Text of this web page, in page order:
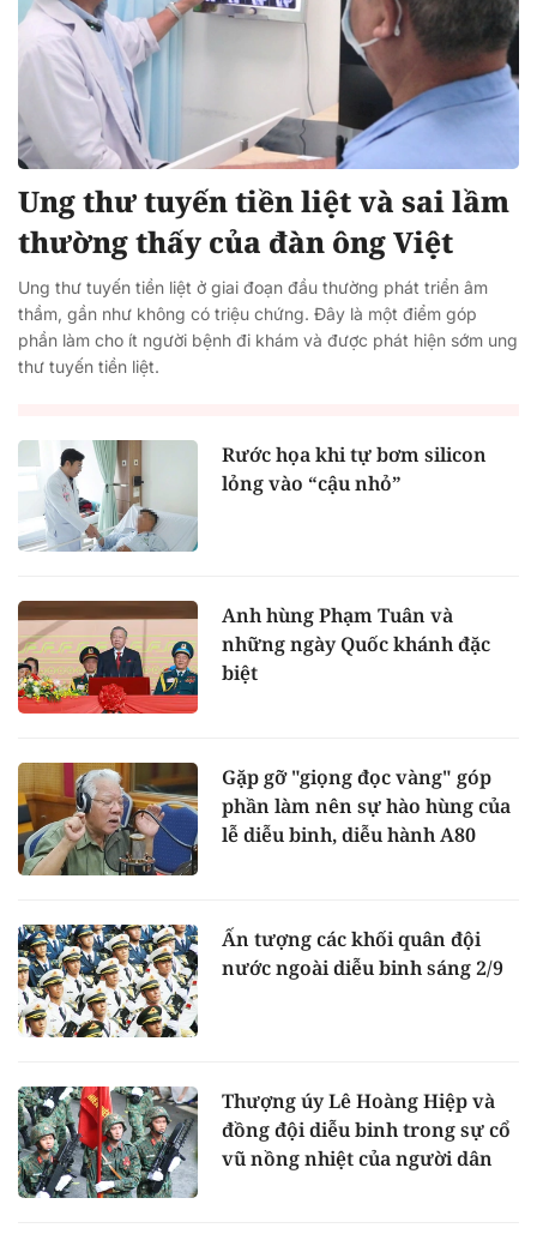
Ung thư tuyến tiền liệt và sai lầm
thường thấy của đàn ông Việt
Ung thư tuyến tiền liệt ở giai đoạn đầu thường phát triển âm
thầm, gần như không có triệu chứng. Đây là một điểm góp
phần làm cho ít người bệnh đi khám và được phát hiện sớm ung
thư tuyến tiền liệt.
Rước họa khi tự bơm silicon
lỏng vào “cậu nhỏ”
Anh hùng Phạm Tuân và
những ngày Quốc khánh đặc
biệt
Gặp gỡ "giọng đọc vàng" góp
phần làm nên sự hào hùng của
lễ diễu binh, diễu hành A80
Ấn tượng các khối quân đội
nước ngoài diễu binh sáng 2/9
Thượng úy Lê Hoàng Hiệp và
đồng đội diễu binh trong sự cổ
vũ nồng nhiệt của người dân